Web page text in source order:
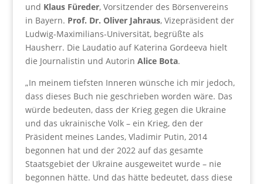
und Klaus Füreder, Vorsitzender des Börsenvereins
in Bayern. Prof. Dr. Oliver Jahraus, Vizepräsident der
Ludwig-Maximilians-Universität, begrüßte als
Hausherr. Die Laudatio auf Katerina Gordeeva hielt
die Journalistin und Autorin Alice Bota.
„In meinem tiefsten Inneren wünsche ich mir jedoch,
dass dieses Buch nie geschrieben worden wäre. Das
würde bedeuten, dass der Krieg gegen die Ukraine
und das ukrainische Volk – ein Krieg, den der
Präsident meines Landes, Vladimir Putin, 2014
begonnen hat und der 2022 auf das gesamte
Staatsgebiet der Ukraine ausgeweitet wurde – nie
begonnen hätte. Und das hätte bedeutet, dass diese